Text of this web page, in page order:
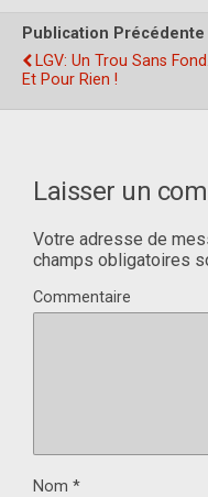
Publication Précédente
LGV: Un Trou Sans
Et Pour Rien !
Laisser un
Votre adresse de
champs obligatoires
Commentaire
Nom *